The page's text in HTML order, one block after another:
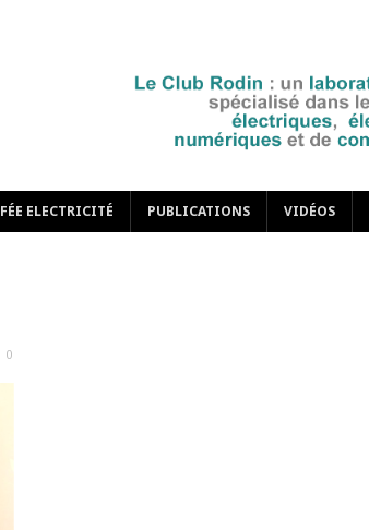
FÉE ELECTRICITÉ PUBLICATIONS VIDÉOS
0